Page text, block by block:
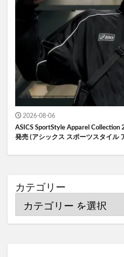
2026-08-06
ASICS SportStyle Apparel
発売 (アシックス スポーツスタイル
カテゴリー